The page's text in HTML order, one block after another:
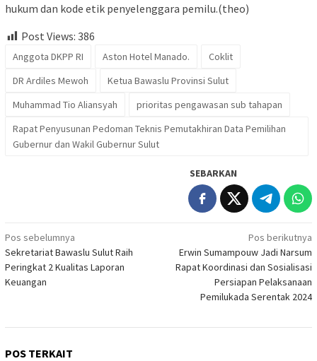
hukum dan kode etik penyelenggara pemilu.(theo)
Post Views: 386
Anggota DKPP RI Aston Hotel Manado.
Coklit
DR Ardiles Mewoh
Ketua Bawaslu Provinsi Sulut
Muhammad Tio Aliansyah
prioritas pengawasan sub tahapan
Rapat Penyusunan Pedoman Teknis Pemutakhiran Data Pemilihan
Gubernur dan Wakil Gubernur Sulut
SEBARKAN
Navigasi
pos
Pos sebelumnya
Sekretariat Bawaslu Sulut Raih
Peringkat 2 Kualitas Laporan
Keuangan
Pos berikutnya
Erwin Sumampouw Jadi Narsum
Rapat Koordinasi dan Sosialisasi
Persiapan Pelaksanaan
Pemilukada Serentak 2024
POS TERKAIT